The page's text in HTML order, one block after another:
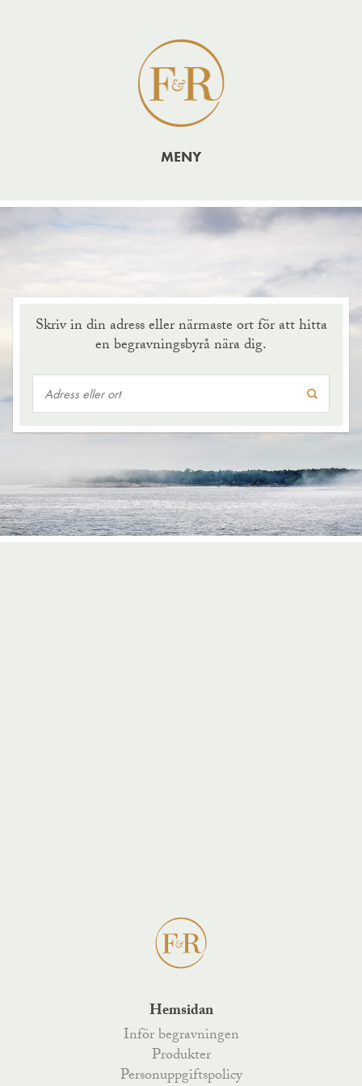
MENY
Skriv in din adress eller närmaste ort för att hitta
en begravningsbyrå nära dig.
Hemsidan
Inför begravningen
Produkter
Personuppgiftspolicy